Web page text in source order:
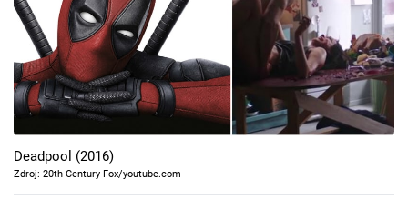
Cool Esport
Pořady
TV Program
Sledujte prima+
Deadpool (2016)
Zdroj: 20th Century Fox/youtube.com